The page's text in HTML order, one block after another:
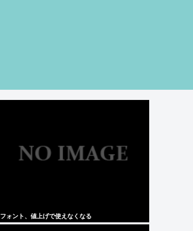
フォント、値上げで使えなくなる